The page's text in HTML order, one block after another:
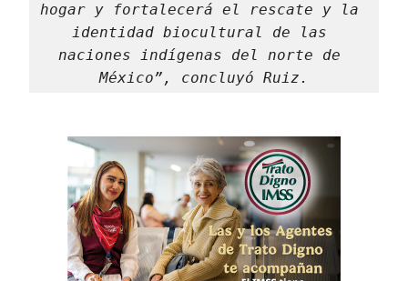
hogar y fortalecerá el rescate y la
identidad biocultural de las
naciones indígenas del norte de
México”, concluyó Ruiz.